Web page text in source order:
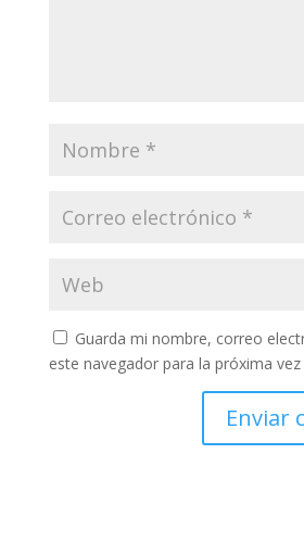
Guarda mi nombre, correo
este navegador para la próxima